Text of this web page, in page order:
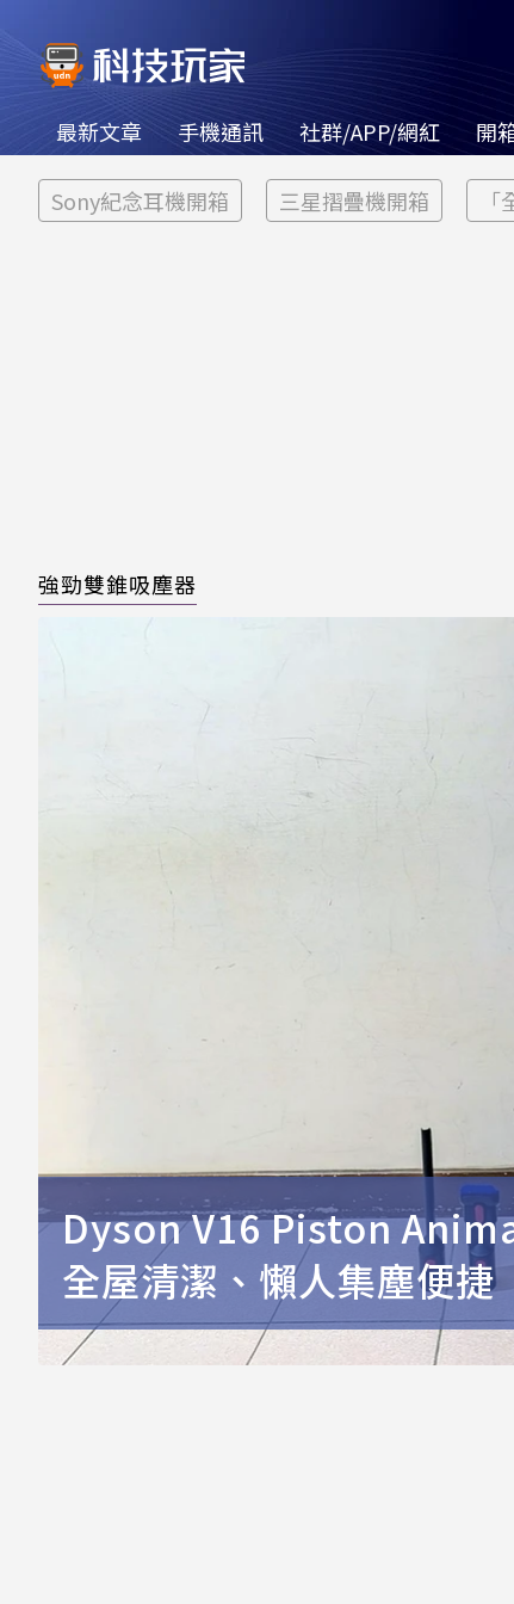
最新文章 手機通訊 社群/APP/網紅 開
Sony紀念耳機開箱 三星摺疊機開箱
強勁雙錐吸塵器
Dyson V16 Piston
全屋清潔、懶人集塵便捷